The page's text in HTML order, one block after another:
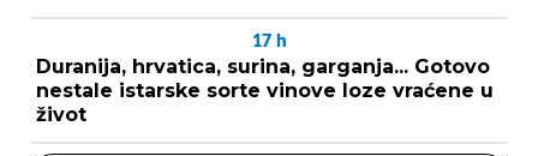
17 h
Duranija, hrvatica, surina, garganja... Gotovo
nestale istarske sorte vinove loze vraćene u
život